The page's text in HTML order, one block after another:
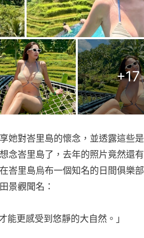
+17
她對峇里島的懷念，並透露這些
念峇里島了，去年的照片竟然還
峇里島烏布一個知名的日間俱樂部
景觀聞名：
能更感受到悠靜的大自然。」